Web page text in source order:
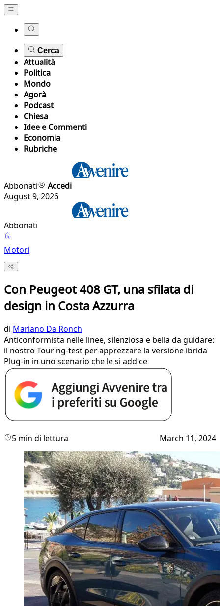
Cerca
Attualità
Politica
Mondo
Agorà
Podcast
Chiesa
Idee e Commenti
Economia
Rubriche
Abbonati
Accedi
August 9, 2026
Abbonati
Motori
Con Peugeot 408 GT, una sfilata di
design in Costa Azzurra
di Mariano Da Ronch
Anticonformista nelle linee, silenziosa e bella da guidare:
il nostro Touring-test per apprezzare la versione ibrida
Plug-in in uno scenario che le si addice
5 min di lettura March 11, 2024